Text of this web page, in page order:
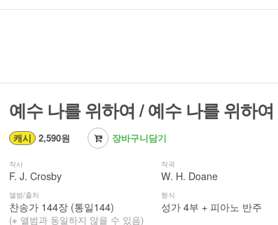
예수 나를 위하여 / 예수 나를 위하여
캐시 2,590원 장바구니담기
작사
F. J. Crosby
앨범/출처
찬송가 144장 (통일144)
(※ 앨범과 동일하지 않을 수 있음)
작곡
W. H. Doane
형식
성가 4부 + 피아노 반주